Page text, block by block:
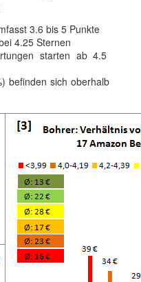
3.6 bis 5 Punkte
4.25 Sternen
starten ab 4.5
befinden sich oberhalb